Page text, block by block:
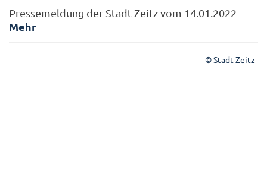
Pressemeldung der Stadt Zeitz vom 14.01.2022
Mehr
© Stadt Zeitz